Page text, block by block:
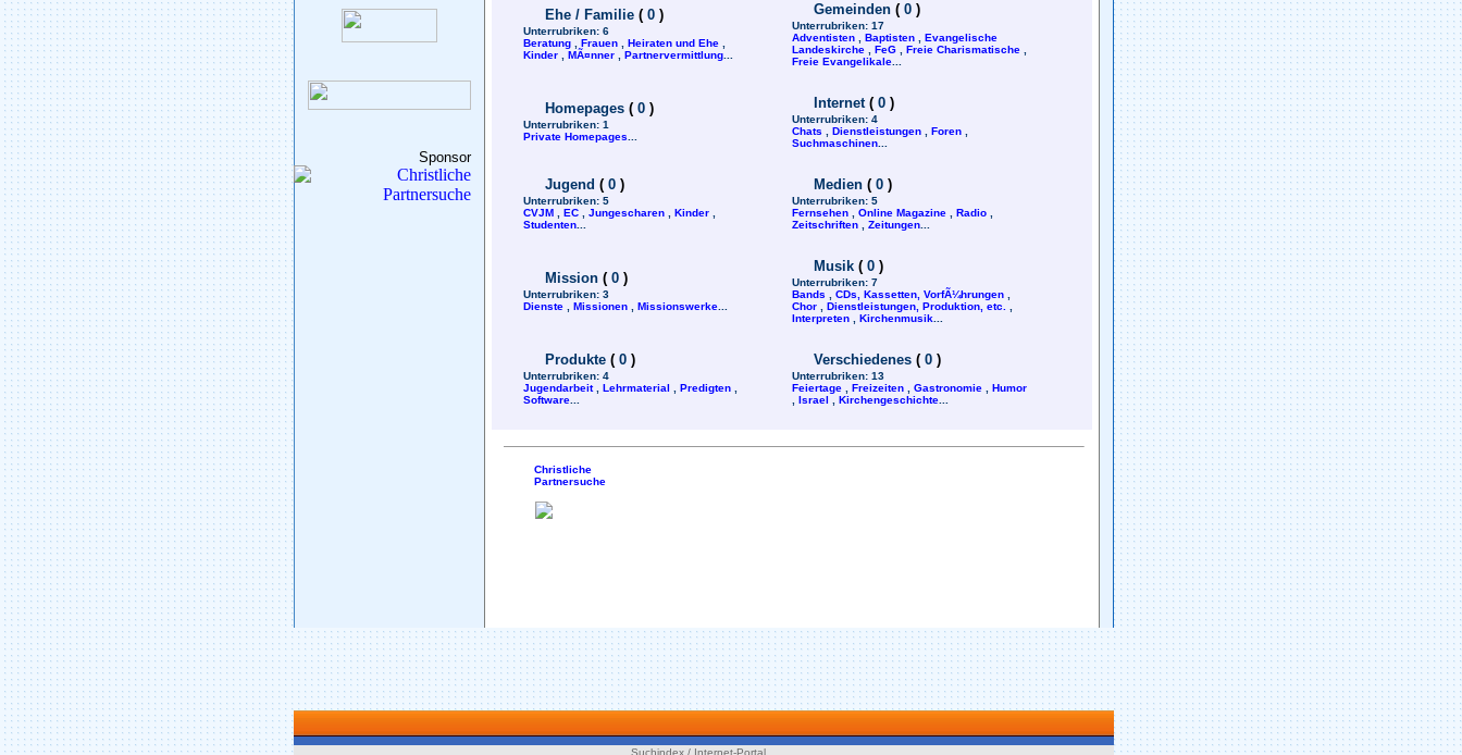
Sponsor
Ehe / Familie ( 0 )
Unterrubriken: 6
Beratung
Frauen Heiraten und Ehe
Kinder
MÃ¤nner Partnervermittlung
Gemeinden ( 0 )
Unterrubriken: 17
Adventisten
Baptisten
Evangelische
Landeskirche
FeG Freie Charismatische
Freie Evangelikale
Homepages ( 0 )
Unterrubriken: 1
Private Homepages
Internet( 0 )
Unterrubriken: 4
Chats
Dienstleistungen Foren
Suchmaschinen
Jugend ( 0 )
Unterrubriken: 5
CVJM
EC Jungescharen Kinder
Studenten
Medien ( 0 )
Unterrubriken: 5
Fernsehen
Online Magazine Radio
Zeitschriften
Zeitungen
Mission ( 0 )
Unterrubriken: 3
Dienste
Missionen Missionswerke
Musik ( 0 )
Unterrubriken: 7
Bands
CDs, Kassetten, VorfÃ¼hrungen
Chor
Dienstleistungen, Produktion, etc.
Interpreten
Kirchenmusik
Produkte ( 0 )
Unterrubriken: 4
Jugendarbeit, Lehrmaterial Predigten
Software
Verschiedenes ( 0 )
Unterrubriken: 13
Feiertage
Freizeiten Gastronomie
Humor
Israel Kirchengeschichte
Christliche
Partnersuche
Suchindex / Internet-Portal